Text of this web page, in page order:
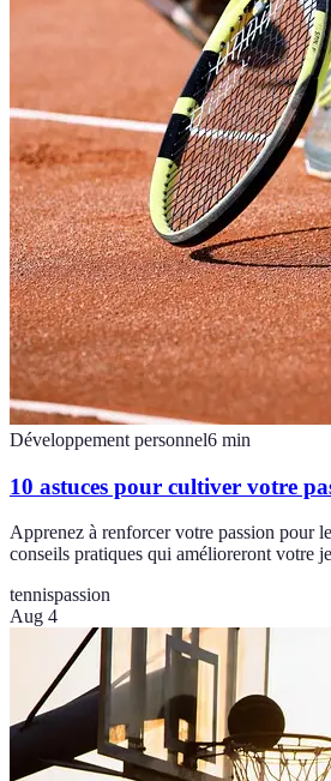
Développement personnel6 min
10 astuces pour cultiver votre
Apprenez à renforcer votre passion pour
conseils pratiques qui amélioreront votre
tennispassion
Aug 4